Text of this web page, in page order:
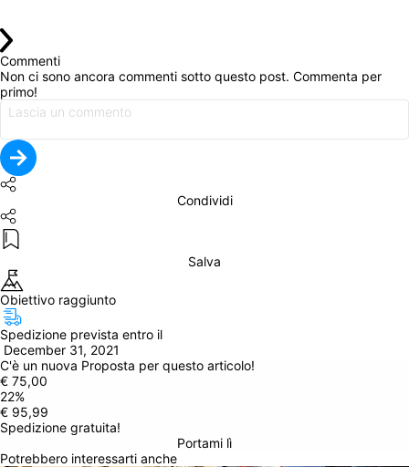
Commenti
Non ci sono ancora commenti sotto questo post. Commenta per
primo!
Condividi
Salva
Obiettivo raggiunto
Spedizione prevista entro il
December 31, 2021
C'è un nuova Proposta per questo articolo!
€ 75,00
22%
€ 95,99
Spedizione gratuita!
Portami lì
Potrebbero interessarti anche